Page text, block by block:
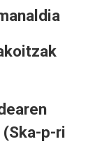
(Ska-p-ri